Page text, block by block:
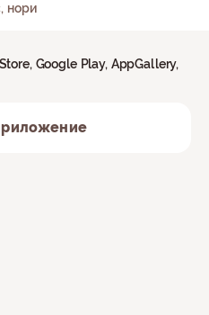
нори
Google Play, AppGallery,